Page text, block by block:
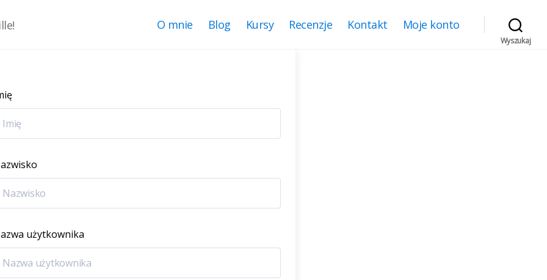
O mnie Blog Kursy Recenzje Kontakt Moje konto
Wyszukaj
użytkownika